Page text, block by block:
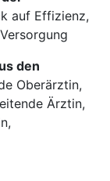
auf Effizienz,
den
Oberärztin,
Ärztin,